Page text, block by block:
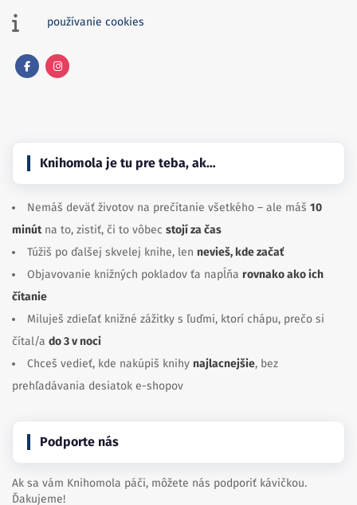
používanie cookies
Knihomola je tu pre teba, ak…
Nemáš deväť životov na prečítanie všetkého – ale máš 10
minútna to, zistiť, či to vôbec stojí za čas
Túžiš po ďalšej skvelej knihe, len nevieš, kde začať
Objavovanie knižných pokladov ťa napĺňa rovnako ako ich
čítanie
Miluješ zdieľať knižné zážitky s ľuďmi, ktorí chápu, prečo si
čítal/a do 3 v noci
Chceš vedieť, kde nakúpiš knihy najlacnejšie, bez
prehľadávania desiatok e-shopov
Podporte nás
Ak sa vám Knihomola páči, môžete nás podporiť kávičkou.
Ďakujeme!